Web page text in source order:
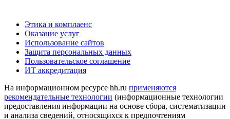
Этика и комплаенс
Оказание услуг
Использование сайтов
Защита персональных данных
Пользовательское соглашение
ИТ аккредитация
На информационном ресурсе hh.ru применяются
рекомендательные технологии (информационные технологии
предоставления информации на основе сбора, систематизации
и анализа сведений, относящихся к предпочтениям